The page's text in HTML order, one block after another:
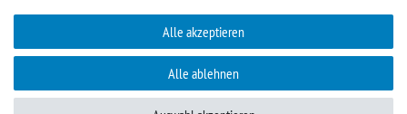
Alle akzeptieren
Alle ablehnen